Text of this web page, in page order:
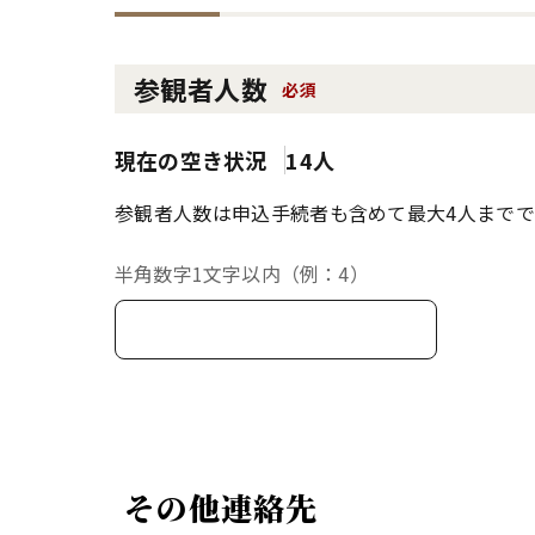
参観者人数 必須
現在の空き状況 14人
参観者人数は申込手続者も含めて最大4人まで
半角数字1文字以内（例：4）
その他連絡先